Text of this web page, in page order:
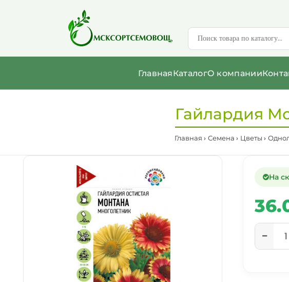
ГлавнаяКаталогО компании
Гайлардия
Главная Семена Цветы
На